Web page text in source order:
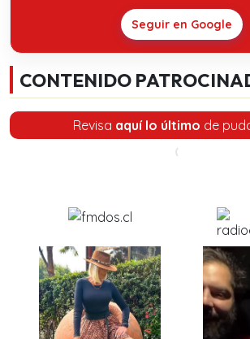
Seguir en Google
CONTENIDO
Revisa aquí lo último de